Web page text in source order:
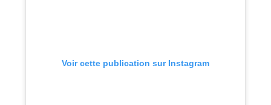
Voir cette publication sur Instagram